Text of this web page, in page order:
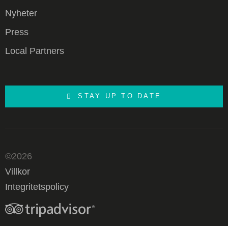
Nyheter
Press
Local Partners
STAY UP TO DATE
©2026
Villkor
Integritetspolicy